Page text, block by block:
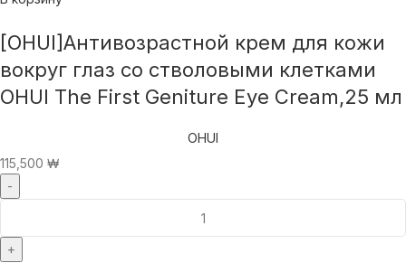
[OHUI]Антивозрастной крем для кожи
вокруг глаз со стволовыми клетками
OHUI The First Geniture Eye Cream,25 мл
OHUI
115,500 ₩